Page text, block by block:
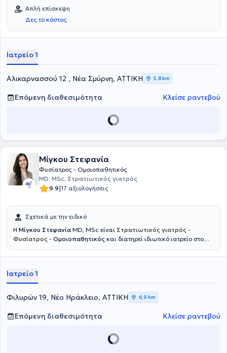
αριστούχος Διδάκτωρ της Ιατρικής Σχολής του Πανεπιστημίου
Πατρών, ο οποίος διατηρεί ιδιωτικό ιατρείο στη Νέα Σμύρνη. Έχει
εξειδικευτεί στη Μεγάλη Βρετανία σε κακώσεις σπονδυλικής
στήλης και νωτιαίου μυελού και στην αποκατάσταση αθλητικών
νευροπαθητικής αιτιολογίας με ολιστική προσέγγιση,
συνδυάζοντας την ιατρική φροντίδα με οδηγίες θεραπευτικής
Απλή επίσκεψη
Δες το κόστος
Ιατρείο 1
Αλικαρνασσού 12 , Νέα Σμύρνη, ΑΤΤΙΚΗ 5,8 km
Επόμενη διαθεσιμότητα Κλείσε ραντεβού
Μίγκου Στεφανία
Φυσίατρος - Ομοιοπαθητικός
MD, MSc, Στρατιωτικός γιατρός
9.9|17 αξιολογήσεις
Σχετικά με την ειδικό
Η Μίγκου Στεφανία MD, MSc είναι Στρατιωτικός γιατρός -
Φυσίατρος - Ομοιοπαθητικός και διατηρεί ιδιωτικό ιατρείο στο
Αξιωματικών Σωμάτων και στο Αριστοτέλειο Πανεπιστήμιο
μεταπτυχιακές σπουδές στο Εθνικό και Καποδιστριακό
Πανεπιστήμιο Αθηνών με αντικείμενο την αποκατάσταση βλαβών
νωτιαίου μυελού και τη διαχείριση πόνου σπονδυλικής προέλευσης.
Ειδικεύτηκε ως Φυσίατρος στην Φυσική Ιατρική και Αποκατάσταση
σε μεγάλα νοσοκομεία, όπως το 424 Στρατιωτικό Νοσοκομείο
Θεσσαλονίκης και το Γενικό Νοσοκομείο Αττικής ΚΑΤ, ενώ έχει
Παρέμβαση στο Γενικό Νοσοκομείο Παίδων Αθηνών Παναγιώτη και
Ιατρείο 1
Φιλυρών 19, Νέο Ηράκλειο, ΑΤΤΙΚΗ 6,9 km
Επόμενη διαθεσιμότητα Κλείσε ραντεβού